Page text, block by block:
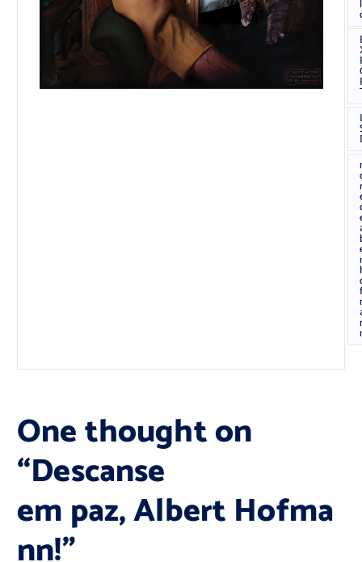
f
One thought on
“Descanse
em paz, Albert Hofma
nn!”